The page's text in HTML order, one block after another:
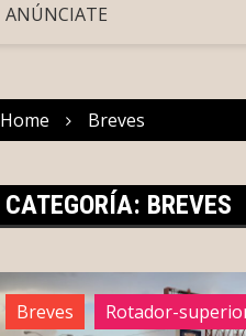
ANÚNCIATE
Home Breves
CATEGORÍA: BREVES
Breves Rotador-